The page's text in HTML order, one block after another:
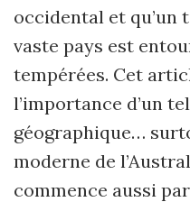
occidental et qu’un
vaste pays est
tempérées. Cet
l’importance d’un
géographique…
moderne de
commence aussi